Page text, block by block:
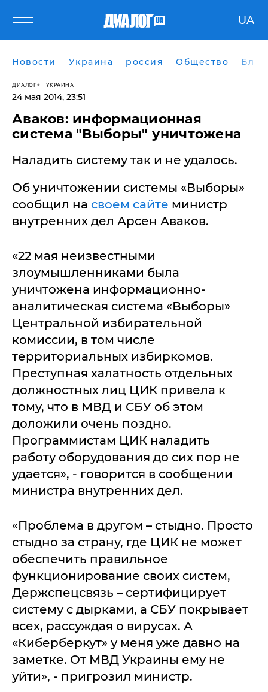
UA
Новости Украина россия Общество
ДИАЛОГ УКРАИНА
24 мая 2014, 23:51
Аваков: информационная
система "Выборы" уничтожена
Наладить систему так и не удалось.
Об уничтожении системы «Выборы»
сообщил на своем сайте министр
внутренних дел Арсен Аваков.
«22 мая неизвестными
злоумышленниками была
уничтожена информационно-
аналитическая система «Выборы»
Центральной избирательной
комиссии, в том числе
территориальных избиркомов.
Преступная халатность отдельных
должностных лиц ЦИК привела к
тому, что в МВД и СБУ об этом
доложили очень поздно.
Программистам ЦИК наладить
работу оборудования до сих пор не
удается», - говорится в сообщении
министра внутренних дел.
«Проблема в другом – стыдно. Просто
стыдно за страну, где ЦИК не может
обеспечить правильное
функционирование своих систем,
Держспецсвязь – сертифицирует
систему с дырками, а СБУ покрывает
всех, рассуждая о вирусах. А
«Киберберкут» у меня уже давно на
заметке. От МВД Украины ему не
уйти», - пригрозил министр.